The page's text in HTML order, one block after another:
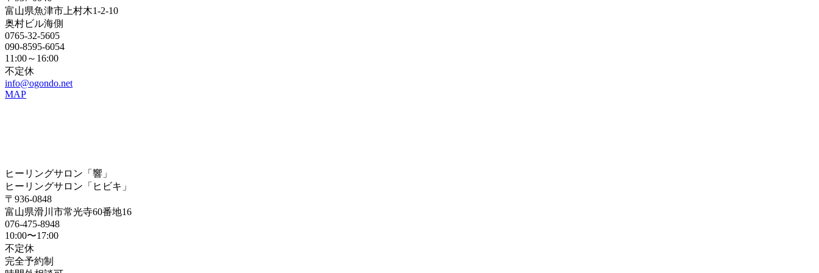
富山県魚津市上村木1-2-10
奥村ビル海側
0765-32-5605
090-8595-6054
11:00～16:00
不定休
info@ogondo.net
MAP
ヒーリングサロン「響」
ヒーリングサロン「ヒビキ」
〒936-0848
富山県滑川市常光寺60番地16
076-475-8948
10:00〜17:00
不定休
完全予約制